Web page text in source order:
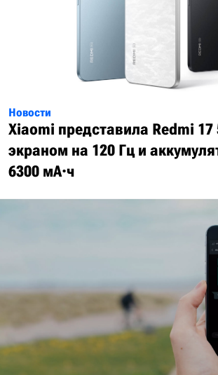
Новости
Xiaomi представила Redmi 17
экраном на 120 Гц и
6300 мА·ч